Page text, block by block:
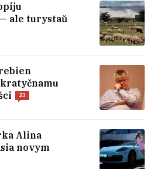
ale turystaŭ
23
Alina
novym
i heta
apieracyi». Jak idzie
źmianiła vobraz dla
šmat moža skazać pra